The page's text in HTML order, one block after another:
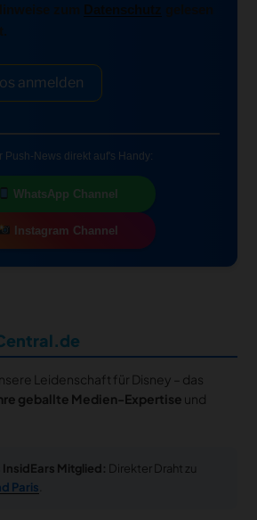
Datenschutz
anmelden
Push-News direkt auf's Handy:
WhatsApp Channel
Instagram Channel
Leidenschaft für Disney – das
geballte Medien-Expertise und
InsidEars Mitglied: Direkter Draht zu
Paris